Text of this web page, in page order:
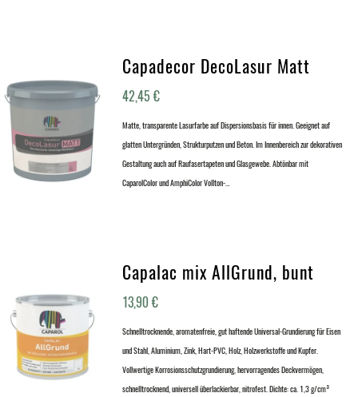
Capadecor DecoLasur Matt
42,45€
Matte, transparente Lasurfarbe auf Dispersionsbasis für innen. Geeignet auf
glatten Untergründen, Strukturputzen und Beton. Im Innenbereich zur dekorativen
Gestaltung auch auf Raufasertapeten und Glasgewebe. Abtönbar mit
CaparolColor und AmphiColor Vollton-…
Capalac mix AllGrund, bunt
13,90€
Schnelltrocknende, aromatenfreie, gut haftende Universal-Grundierung für Eisen
und Stahl, Aluminium, Zink, Hart-PVC, Holz, Holzwerkstoffe und Kupfer.
Vollwertige Korrosionsschutzgrundierung, hervorragendes Deckvermögen,
schnelltrocknend, universell überlackierbar, nitrofest. Dichte: ca. 1,3 g/cm³